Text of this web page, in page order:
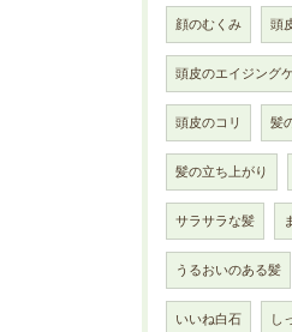
顔のむくみ 頭
頭皮のエイジング
頭皮のコリ 髪
髪の立ち上がり
サラサラな髪
うるおいのある髪
いいね白石 し